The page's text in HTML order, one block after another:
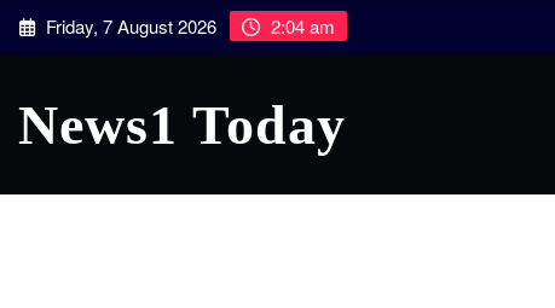
Skip Friday, 7 August 2026 2:04 am
News1 Today